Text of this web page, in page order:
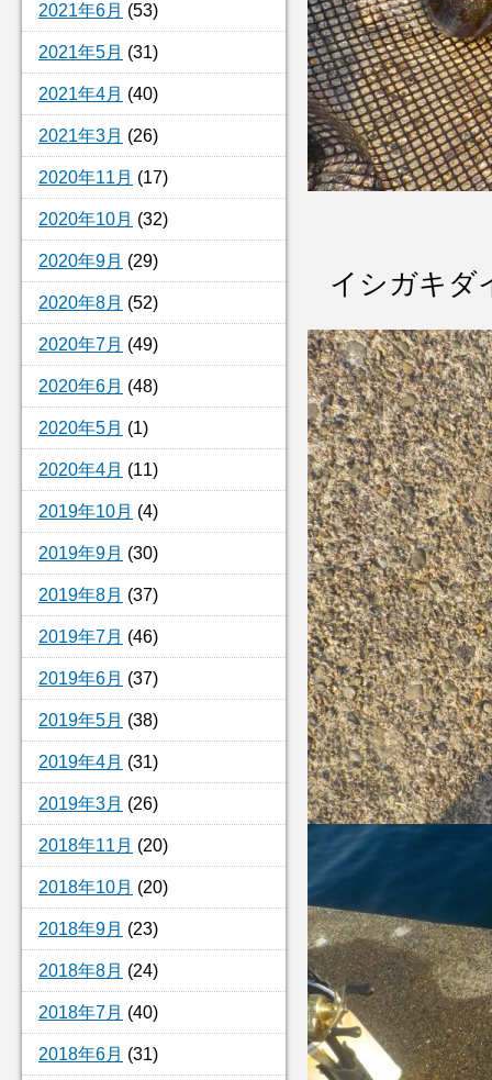
2021年6月 (53)
2021年5月 (31)
2021年4月 (40)
2021年3月 (26)
2020年11月 (17)
2020年10月 (32)
2020年9月 (29)
2020年8月 (52)
2020年7月 (49)
2020年6月 (48)
2020年5月 (1)
2020年4月 (11)
2019年10月 (4)
2019年9月 (30)
2019年8月 (37)
2019年7月 (46)
2019年6月 (37)
2019年5月 (38)
2019年4月 (31)
2019年3月 (26)
2018年11月 (20)
2018年10月 (20)
2018年9月 (23)
2018年8月 (24)
2018年7月 (40)
2018年6月 (31)
イシガキダ